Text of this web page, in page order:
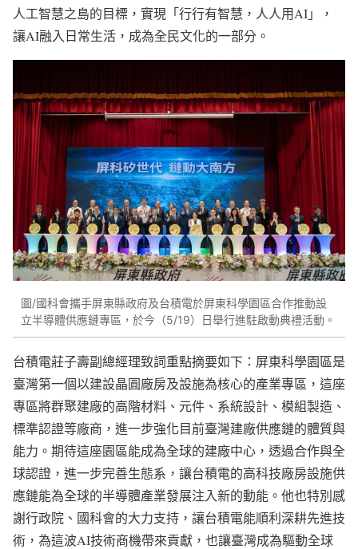
人工智慧之島的目標，實現「行行有智慧，人人用AI」，
讓AI融入日常生活，成為全民文化的一部分。
圖/國科會攜手屏東縣政府及台積電於屏東科學園區合作推動設
立半導體供應鏈專區，於今（5/19）日舉行進駐啟動典禮活動。
台積電莊子壽副總經理致詞重點摘要如下：屏東科學園區是
臺灣第一個以建設晶圓廠房及設施為核心的產業專區，這座
專區將群聚建廠的高階材料、元件、系統設計、模組製造、
標準認證等廠商，進一步強化目前臺灣建廠供應鏈的體質與
能力。期待這座園區能成為全球的建廠中心，透過合作與全
球認證，進一步完善生態系，讓台積電的高科技廠房設施供
應鏈能為全球的半導體產業發展注入新的動能。他也特別感
謝行政院、國科會的大力支持，讓台積電能順利深耕先進技
術，為這波AI技術商機帶來貢獻，也讓臺灣成為驅動全球